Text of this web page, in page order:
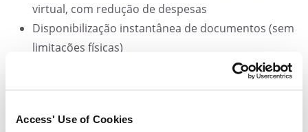
Access' Use of Cookies
virtual, com redução de despesas
Disponibilização instantânea de documentos (sem
limitações físicas)
Evita extravio ou falsificação de documentos
Integração com outros sistemas e tecnologias